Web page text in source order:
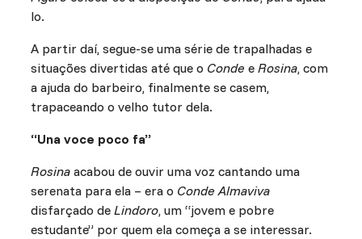
lo.
A partir daí, segue-se uma série de trapalhadas e
situações divertidas até que o Conde e Rosina, com
a ajuda do barbeiro, finalmente se casem,
trapaceando o velho tutor dela.
“Una voce poco fa”
Rosinaacabou de ouvir uma voz cantando uma
serenata para ela – era o Conde Almaviva
disfarçado de Lindoro, um “jovem e pobre
estudante” por quem ela começa a se interessar.